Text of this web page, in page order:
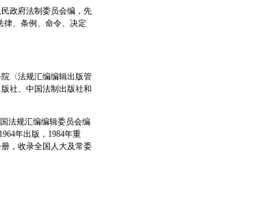
政府法制委员会编，先
律、条例、命令、决定
〈法规汇编编辑出版管
社、中国法制出版社和
法规汇编编辑委员会编
年出版，1984年重
，收录全国人大及常委